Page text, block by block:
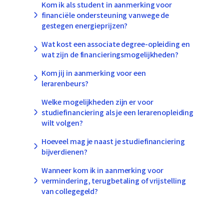
Kom ik als student in aanmerking voor
financiële ondersteuning vanwege de
gestegen energieprijzen?
Wat kost een associate degree-opleiding en
wat zijn de financieringsmogelijkheden?
Kom jij in aanmerking voor een
lerarenbeurs?
Welke mogelijkheden zijn er voor
studiefinanciering als je een lerarenopleiding
wilt volgen?
Hoeveel mag je naast je studiefinanciering
bijverdienen?
Wanneer kom ik in aanmerking voor
vermindering, terugbetaling of vrijstelling
van collegegeld?